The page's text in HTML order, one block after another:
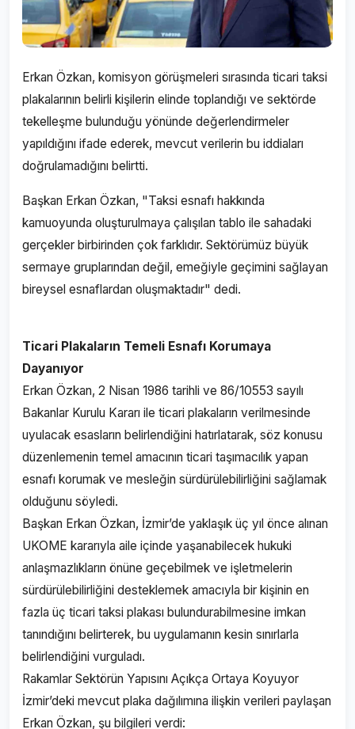
Erkan Özkan, komisyon görüşmeleri sırasında ticari taksi
plakalarının belirli kişilerin elinde toplandığı ve sektörde
tekelleşme bulunduğu yönünde değerlendirmeler
yapıldığını ifade ederek, mevcut verilerin bu iddiaları
doğrulamadığını belirtti.
Başkan Erkan Özkan, "Taksi esnafı hakkında
kamuoyunda oluşturulmaya çalışılan tablo ile sahadaki
gerçekler birbirinden çok farklıdır. Sektörümüz büyük
sermaye gruplarından değil, emeğiyle geçimini sağlayan
bireysel esnaflardan oluşmaktadır" dedi.
Ticari Plakaların Temeli Esnafı Korumaya
Dayanıyor
Erkan Özkan, 2 Nisan 1986 tarihli ve 86/10553 sayılı
Bakanlar Kurulu Kararı ile ticari plakaların verilmesinde
uyulacak esasların belirlendiğini hatırlatarak, söz konusu
düzenlemenin temel amacının ticari taşımacılık yapan
esnafı korumak ve mesleğin sürdürülebilirliğini sağlamak
olduğunu söyledi.
Başkan Erkan Özkan, İzmir’de yaklaşık üç yıl önce alınan
UKOME kararıyla aile içinde yaşanabilecek hukuki
anlaşmazlıkların önüne geçebilmek ve işletmelerin
sürdürülebilirliğini desteklemek amacıyla bir kişinin en
fazla üç ticari taksi plakası bulundurabilmesine imkan
tanındığını belirterek, bu uygulamanın kesin sınırlarla
belirlendiğini vurguladı.
Rakamlar Sektörün Yapısını Açıkça Ortaya Koyuyor
İzmir’deki mevcut plaka dağılımına ilişkin verileri paylaşan
Erkan Özkan, şu bilgileri verdi: